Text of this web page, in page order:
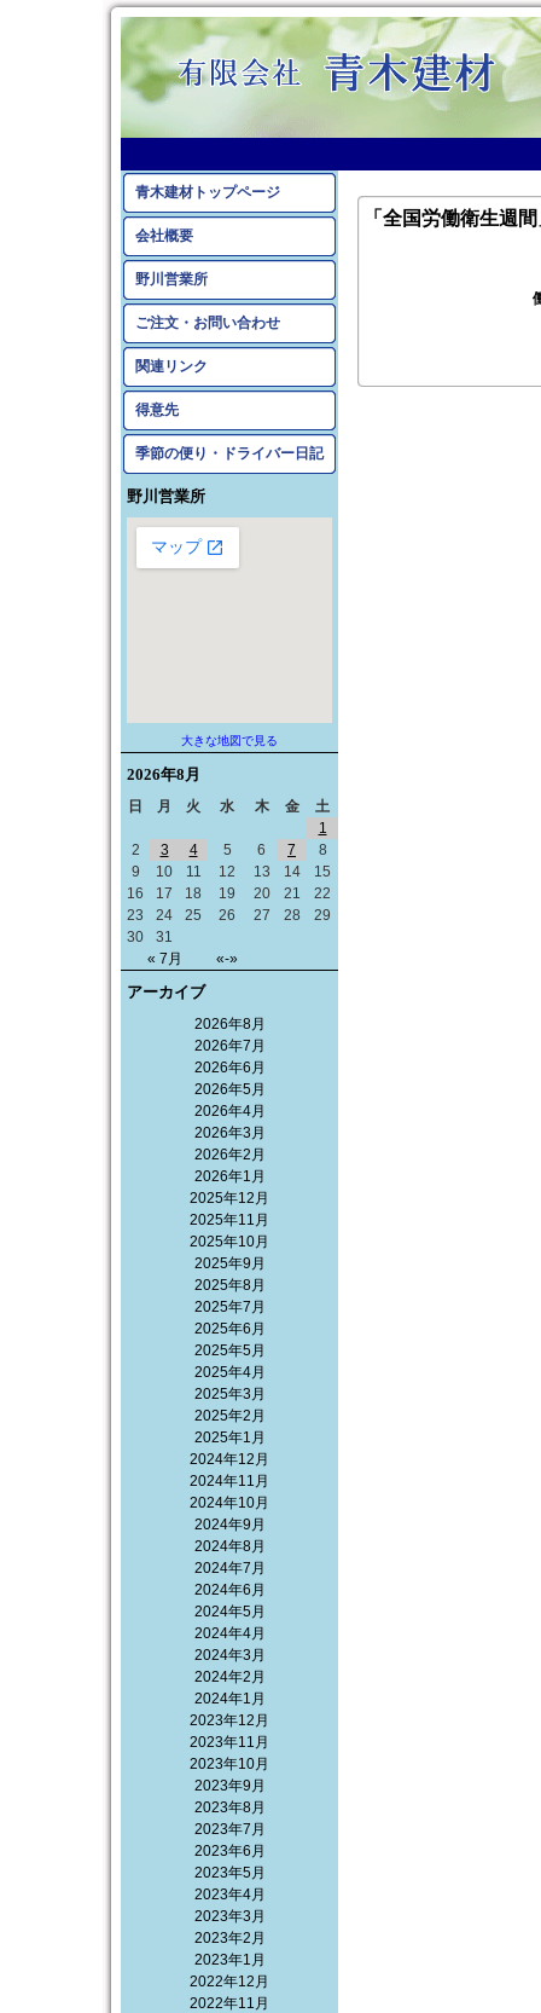
青木建材トップページ
会社概要
野川営業所
ご注文・お問い合わせ
関連リンク
得意先
季節の便り・ドライバー日記
野川営業所
大きな地図で見る
2026年8月
日 月 火 水 木 金 土
« 7月 «-»
1
2
3 4 5 6 7
8
9
10 11 12 13 14
15
16
17 18 19 20 21
22
23
24 25 26 27 28
29
30
31
アーカイブ
2026年8月
2026年7月
2026年6月
2026年5月
2026年4月
2026年3月
2026年2月
2026年1月
2025年12月
2025年11月
2025年10月
2025年9月
2025年8月
2025年7月
2025年6月
2025年5月
2025年4月
2025年3月
2025年2月
2025年1月
2024年12月
2024年11月
2024年10月
2024年9月
2024年8月
2024年7月
2024年6月
2024年5月
2024年4月
2024年3月
2024年2月
2024年1月
2023年12月
2023年11月
2023年10月
2023年9月
2023年8月
2023年7月
2023年6月
2023年5月
2023年4月
2023年3月
2023年2月
2023年1月
2022年12月
2022年11月
「全国労働衛生週